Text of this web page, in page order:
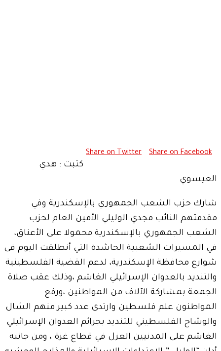
Share on Facebook
Share on Twitter
كتبت : هدي
العيسوي
شارك حزب الشعب الجمهوري بالإسكندرية وفي
مقدمتهم النائب مجدي الوليلي الأمين العام لحزب
الشعب الجمهوري بالإسكندرية محمولا على الأعناق،
في المسيرات الشعبية الحاشدة التي أنطلقت اليوم فى
شوارع محافظة الإسكندرية، لدعم القضية الفلسطينية
والتنديد بالعدوان الإسرائيلي الغاشم ،وذلك عقب صلاة
الجمعة بمشاركة الآلاف من المواطنين ،ورفع
المواطنون علم فلسطين وارتدى عدد كبير منهم الشال
والوشاح الفلسطيني للتنديد بجرائم العدوان الإسرائيلي
الغاشم على المدنيين العزل في قطاع غزة ، ومن جانبه